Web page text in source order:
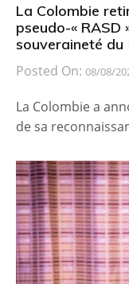
La Colombie
pseudo-«
souveraineté du
Posted On: 08/08/
La Colombie a
de sa